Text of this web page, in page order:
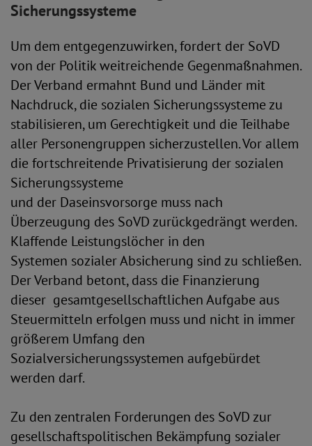
Sicherungssysteme
Um dem entgegenzuwirken, fordert der SoVD
von der Politik weitreichende Gegenmaßnahmen.
Der Verband ermahnt Bund und Länder mit
Nachdruck, die sozialen Sicherungssysteme zu
stabilisieren, um Gerechtigkeit und die Teilhabe
aller Personengruppen sicherzustellen. Vor allem
die fortschreitende Privatisierung der sozialen
Sicherungssysteme
und der Daseinsvorsorge muss nach
Überzeugung des SoVD zurückgedrängt werden.
Klaffende Leistungslöcher in den
Systemen sozialer Absicherung sind zu schließen.
Der Verband betont, dass die Finanzierung
dieser gesamtgesellschaftlichen Aufgabe aus
Steuermitteln erfolgen muss und nicht in immer
größerem Umfang den
Sozialversicherungssystemen aufgebürdet
werden darf.
Zu den zentralen Forderungen des SoVD zur
gesellschaftspolitischen Bekämpfung sozialer